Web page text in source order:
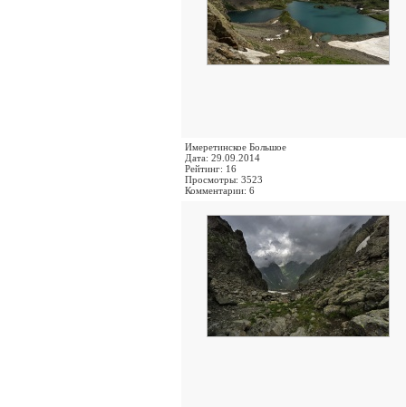
Имеретинское Большое
Дата: 29.09.2014
Рейтинг: 16
Просмотры: 3523
Комментарии: 6